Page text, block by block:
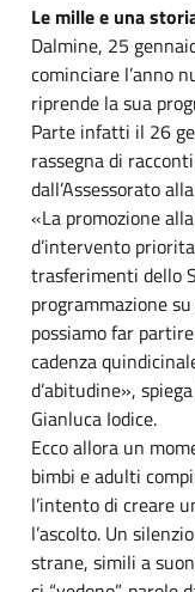
Le mille e una
Dalmine, 25
cominciare l’anno
riprende la sua
Parte infatti il 26
rassegna di
dall’Assessorato
«La promozione
d’intervento
trasferimenti dello
programmazione
possiamo far
cadenza
d’abitudine»,
Gianluca Iodice.
Ecco allora un
bimbi e adulti
l’intento di creare
l’ascolto. Un
strane, simili a